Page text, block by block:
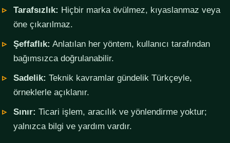
Tarafsızlık: Hiçbir marka övülmez, kıyaslanmaz veya
öne çıkarılmaz.
Şeffaflık: Anlatılan her yöntem, kullanıcı tarafından
bağımsızca doğrulanabilir.
Sadelik: Teknik kavramlar gündelik Türkçeyle,
örneklerle açıklanır.
Sınır: Ticari işlem, aracılık ve yönlendirme yoktur;
yalnızca bilgi ve yardım vardır.